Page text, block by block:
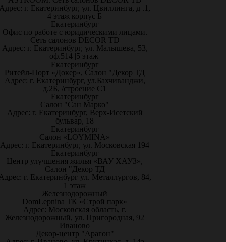
г. Екатеринбург, ул. Цвиллинга, д .1,
4 этаж корпус Б
Екатеринбург
Офис по работе с юридическими лицами.
Сеть салонов DECOR TD
Адрес: г. Екатеринбург, ул. Малышева, 53,
оф.514 |5 этаж|
Екатеринбург
Ритейл-Порт «Докер», Салон "Декор ТД
Адрес: г. Екатеринбург, ул.Бахчиванджи,
д.2Б, /строение С1
Екатеринбург
Салон "Сан Марко"
Адрес: г. Екатеринбург, Верх-Исетский
бульвар, 18
Екатеринбург
Салон «LOYMINA»
Адрес: г. Екатеринбург, ул. Московская 194
Екатеринбург
Центр улучшения жилья «ВАУ ХАУЗ»,
Салон "Декор ТД
г. Екатеринбург ул. Металлургов, 84,
1 этаж
Железнодорожный
DomLepnina ТК «Строй парк»
Адрес: Московская область, г.
Железнодорожный, ул. Пригородная, 92
Иваново
Декор-центр "Арагон"